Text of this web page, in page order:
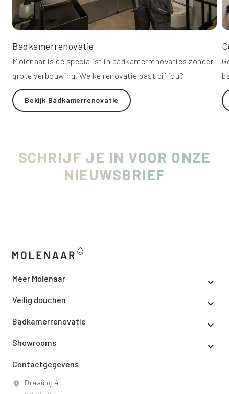
Badkamerrenovatie
Molenaar is dé specialist in badkamerrenovaties zonder
grote verbouwing. Welke renovatie past bij jou?
Bekijk Badkamerrenovatie
SCHRIJF JE IN VOOR ONZE
NIEUWSBRIEF
Meer Molenaar
Veilig douchen
Badkamerrenovatie
Showrooms
Contactgegevens
Draaiing 4